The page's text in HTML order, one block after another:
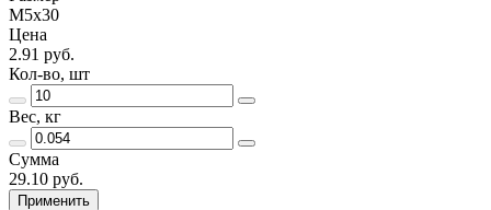
М5х30
Цена
2.91 руб.
Кол-во, шт
Вес, кг
Сумма
29.10 руб.
Применить